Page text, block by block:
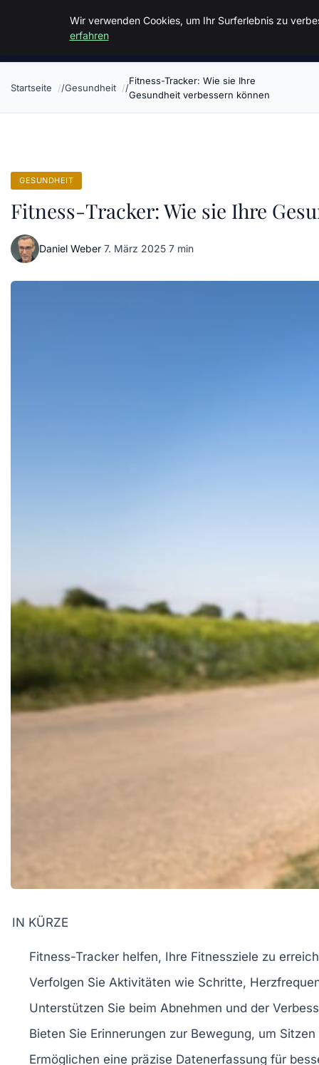
Malzminden
Startseite Gesundheit
Fitness-Tracker: Wie sie Ihre
Gesundheit verbessern können
GESUNDHEIT
Fitness-Tracker: Wie sie Ihre
Daniel Weber·7. März 2025·7 min
IN KÜRZE
Fitness-Tracker helfen, Ihre Fitnessziele zu
Verfolgen Sie Aktivitäten wie Schritte,
Unterstützen Sie beim Abnehmen und der
Bieten Sie Erinnerungen zur Bewegung, um Sitzen
Ermöglichen eine präzise Datenerfassung für
Wir verwenden Cookies, um Ihr Surferlebnis zu
erfahren